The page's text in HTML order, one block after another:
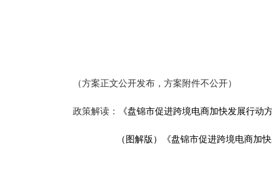
（方案正文公开发布，方案附件不公开）
政策解读： 《盘锦市促进跨境电商加快发展行
（图解版）《盘锦市促进跨境电商加